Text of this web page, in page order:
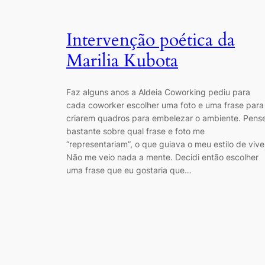
Intervenção poética da
Marilia Kubota
Faz alguns anos a Aldeia Coworking pediu para
cada coworker escolher uma foto e uma frase para
criarem quadros para embelezar o ambiente.
bastante sobre qual frase e foto me
“representariam”, o que guiava o meu estilo de
Não me veio nada a mente. Decidi então escolher
uma frase que eu gostaria que…